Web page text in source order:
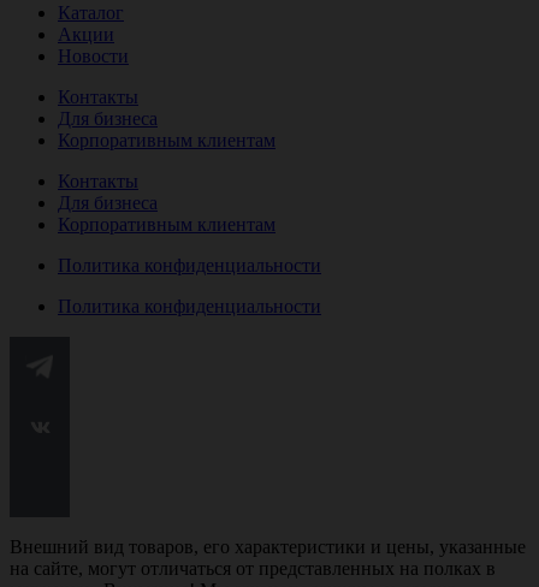
Каталог
Акции
Новости
Контакты
Для бизнеса
Корпоративным клиентам
Контакты
Для бизнеса
Корпоративным клиентам
Политика конфиденциальности
Политика конфиденциальности
Внешний вид товаров, его характеристики и цены, указанные
на сайте, могут отличаться от представленных на полках в